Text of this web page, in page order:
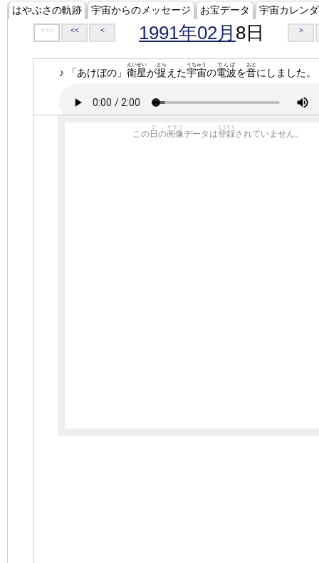
はやぶさの軌跡 宇宙からのメッセージ お宝データ 宇宙カレン
<<< << < 1991年02月 8日 >
♪ 「あけぼの」 衛星
えいせい
が捉
とら
えた宇宙
うちゅう
の電波
でんぱ
を音
おと
にしました。
この 日
ひ
の画像
がぞう
データは登録
とうろく
されていません。